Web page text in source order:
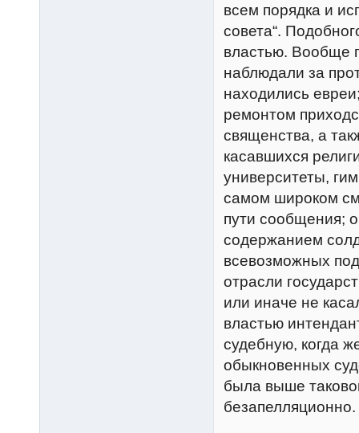
всем порядка и
совета“.
властью. Вообще
наблюдали за
находились
ремонтом
священства, а
касавшихся
университеты,
самом широком
пути сообщения;
содержанием
всевозможных
отрасли
или иначе не
властью
судебную, когда
обыкновенных
была выше
безапелляционно.